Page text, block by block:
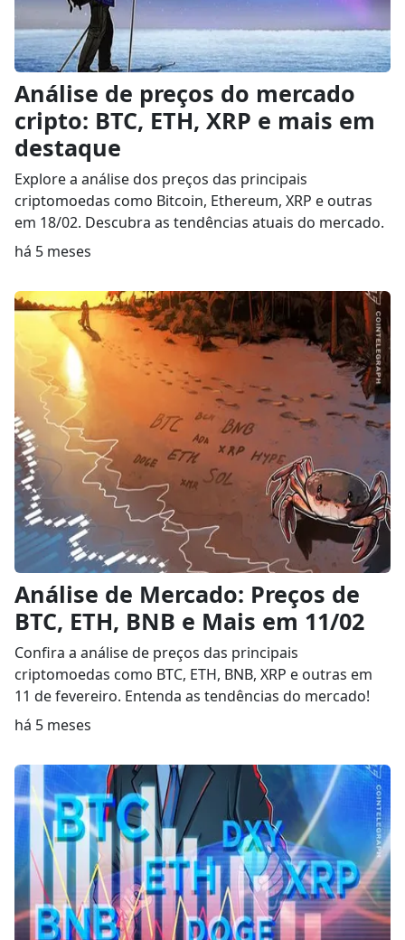
Análise de preços do mercado
cripto: BTC, ETH, XRP e mais em
destaque
Explore a análise dos preços das principais
criptomoedas como Bitcoin, Ethereum, XRP e outras
em 18/02. Descubra as tendências atuais do mercado.
há 5 meses
Análise de Mercado: Preços de
BTC, ETH, BNB e Mais em 11/02
Confira a análise de preços das principais
criptomoedas como BTC, ETH, BNB, XRP e outras em
11 de fevereiro. Entenda as tendências do mercado!
há 5 meses